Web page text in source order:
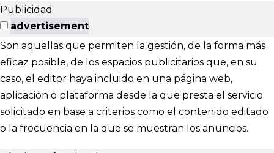
Publicidad
advertisement
Son aquellas que permiten la gestión, de la forma más
eficaz posible, de los espacios publicitarios que, en su
caso, el editor haya incluido en una página web,
aplicación o plataforma desde la que presta el servicio
solicitado en base a criterios como el contenido editado
o la frecuencia en la que se muestran los anuncios.